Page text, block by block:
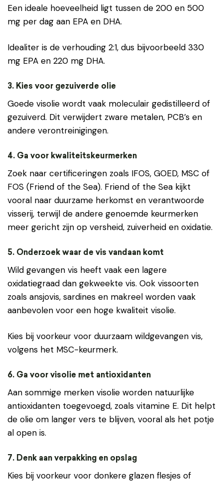
Een ideale hoeveelheid ligt tussen de 200 en 500
mg per dag aan EPA en DHA.
Idealiter is de verhouding 2:1, dus bijvoorbeeld 330
mg EPA en 220 mg DHA.
3. Kies voor gezuiverde olie
Goede visolie wordt vaak moleculair gedistilleerd of
gezuiverd. Dit verwijdert zware metalen, PCB’s en
andere verontreinigingen.
4. Ga voor kwaliteitskeurmerken
Zoek naar certificeringen zoals IFOS, GOED, MSC of
FOS (Friend of the Sea). Friend of the Sea kijkt
vooral naar duurzame herkomst en verantwoorde
visserij, terwijl de andere genoemde keurmerken
meer gericht zijn op versheid, zuiverheid en oxidatie.
5. Onderzoek waar de vis vandaan komt
Wild gevangen vis heeft vaak een lagere
oxidatiegraad dan gekweekte vis. Ook vissoorten
zoals ansjovis, sardines en makreel worden vaak
aanbevolen voor een hoge kwaliteit visolie.
Kies bij voorkeur voor duurzaam wildgevangen vis,
volgens het MSC-keurmerk.
6. Ga voor visolie met antioxidanten
Aan sommige merken visolie worden natuurlijke
antioxidanten toegevoegd, zoals vitamine E. Dit helpt
de olie om langer vers te blijven, vooral als het potje
al open is.
7. Denk aan verpakking en opslag
Kies bij voorkeur voor donkere glazen flesjes of